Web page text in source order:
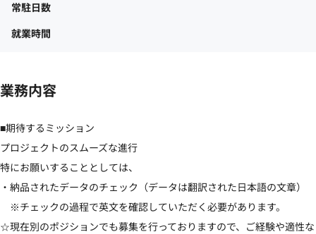
常駐日数
就業時間
業務内容
■期待するミッション
プロジェクトのスムーズな進行
特にお願いすることとしては、
・納品されたデータのチェック（データは翻訳された日本語の文章）
※チェックの過程で英文を確認していただく必要があります。
☆現在別のポジションでも募集を行っておりますので、ご経験や適性な